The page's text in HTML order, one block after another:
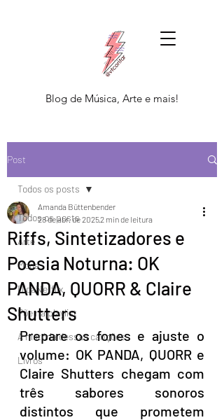
Blog de Música, Arte e mais!
Post
Todos os posts
Arte
Moda
DicaNetflix
Põe na playlist
A história dessas canções
Livros
Todos os posts
Riffs, Sintetizadores e
Poesia Noturna: OK
PANDA, QUORR & Claire
Shutters
Amanda Büttenbender
28 de abr. de 20252 min de leitura
Prepare os fones e ajuste o
volume: OK PANDA, QUORR e
Claire Shutters chegam com
três sabores sonoros
distintos que prometem